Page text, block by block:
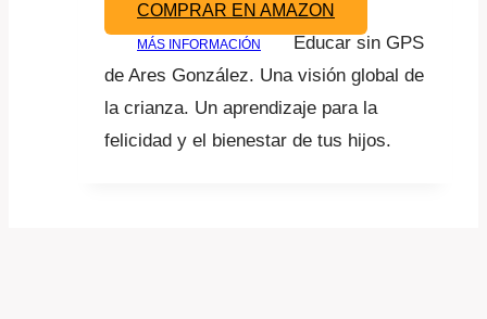
COMPRAR EN AMAZON
MÁS INFORMACIÓN
Educar sin GPS
de Ares González. Una visión global de
la crianza. Un aprendizaje para la
felicidad y el bienestar de tus hijos.